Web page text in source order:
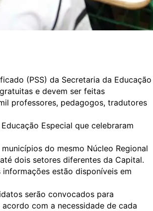
(PSS) da Secretaria da Educação
e devem ser feitas
professores, pedagogos, tradutores
Especial que celebraram
do mesmo Núcleo Regional
dois setores diferentes da Capital.
estão disponíveis em
serão convocados para
com a necessidade de cada